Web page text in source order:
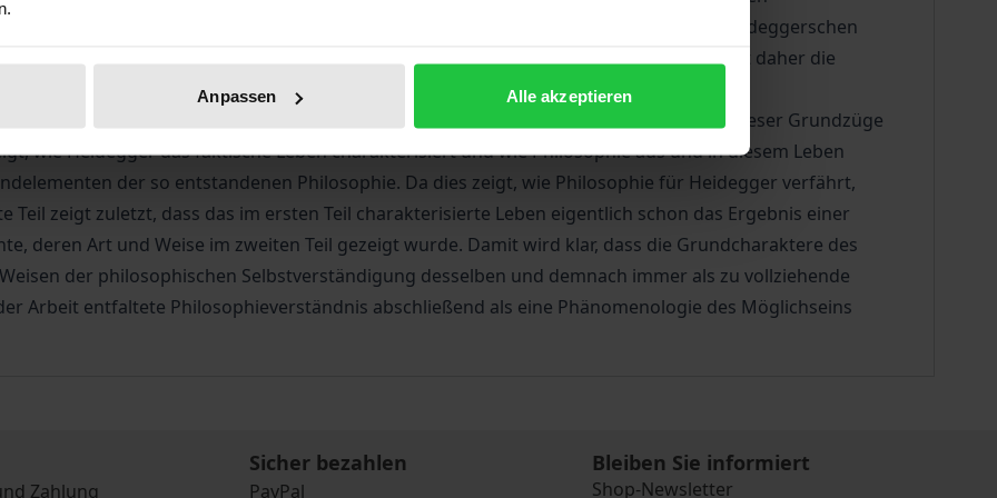
Anpassen Alle akzeptieren
Philosophie ist. Dieses Projekt geht davon aus, dass jene Modi ihre Wurzeln im heideggerschen
der Philosophie als Hermeneutik des faktischen Lebens. Konkretes Ziel des Buches ist daher die
der Philosophie.
Figur von Heideggers Philosophie in ihren Grundzügen entworfen, um dann jeden dieser Grundzüge
wie Heidegger das faktische Leben charakterisiert und wie Philosophie aus und in diesem Leben
der so entstandenen Philosophie. Da dies zeigt, wie Philosophie für Heidegger verfährt,
zeigt zuletzt, dass das im ersten Teil charakterisierte Leben eigentlich schon das Ergebnis einer
deren Art und Weise im zweiten Teil gezeigt wurde. Damit wird klar, dass die Grundcharaktere des
der philosophischen Selbstverständigung desselben und demnach immer als zu vollziehende
Arbeit entfaltete Philosophieverständnis abschließend als eine Phänomenologie des Möglichseins
Zahlung
Sicher bezahlen
PayPal
Bleiben Sie informiert
Shop-Newsletter